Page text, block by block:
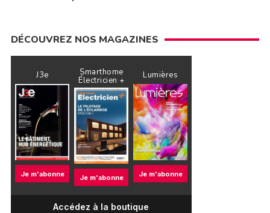
DÉCOUVREZ NOS MAGAZINES
J3e
Je m'abonne
Smarthome
Électricien +
Je m'abonne
Lumières
Je m'abonne
Accédez à la boutique